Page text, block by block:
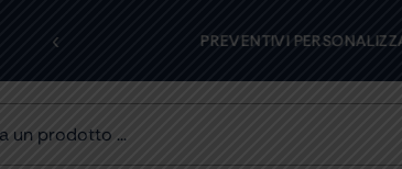
‹ PREVENTIVI PERSONALIZZATI